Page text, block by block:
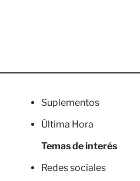
Suplementos
Última Hora
Temas de interés
Redes sociales